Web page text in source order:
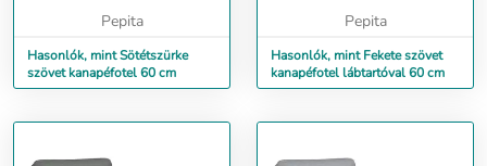
Pepita
Hasonlók, mint Sötétszürke
szövet kanapéfotel 60 cm
Pepita
Hasonlók, mint Fekete szövet
kanapéfotel lábtartóval 60 cm